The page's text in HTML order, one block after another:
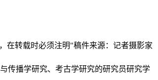
在转载时必须注明"稿件来源：记者摄影家
传播学研究、考古学研究的研究员研究学